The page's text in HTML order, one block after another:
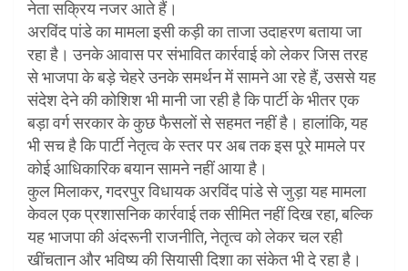
नेता सक्रिय नजर आते हैं।
अरविंद पांडे का मामला इसी कड़ी का ताजा उदाहरण बताया जा
रहा है। उनके आवास पर संभावित कार्रवाई को लेकर जिस तरह
से भाजपा के बड़े चेहरे उनके समर्थन में सामने आ रहे हैं, उससे यह
संदेश देने की कोशिश भी मानी जा रही है कि पार्टी के भीतर एक
बड़ा वर्ग सरकार के कुछ फैसलों से सहमत नहीं है। हालांकि, यह
भी सच है कि पार्टी नेतृत्व के स्तर पर अब तक इस पूरे मामले पर
कोई आधिकारिक बयान सामने नहीं आया है।
कुल मिलाकर, गदरपुर विधायक अरविंद पांडे से जुड़ा यह मामला
केवल एक प्रशासनिक कार्रवाई तक सीमित नहीं दिख रहा, बल्कि
यह भाजपा की अंदरूनी राजनीति, नेतृत्व को लेकर चल रही
खींचतान और भविष्य की सियासी दिशा का संकेत भी दे रहा है।